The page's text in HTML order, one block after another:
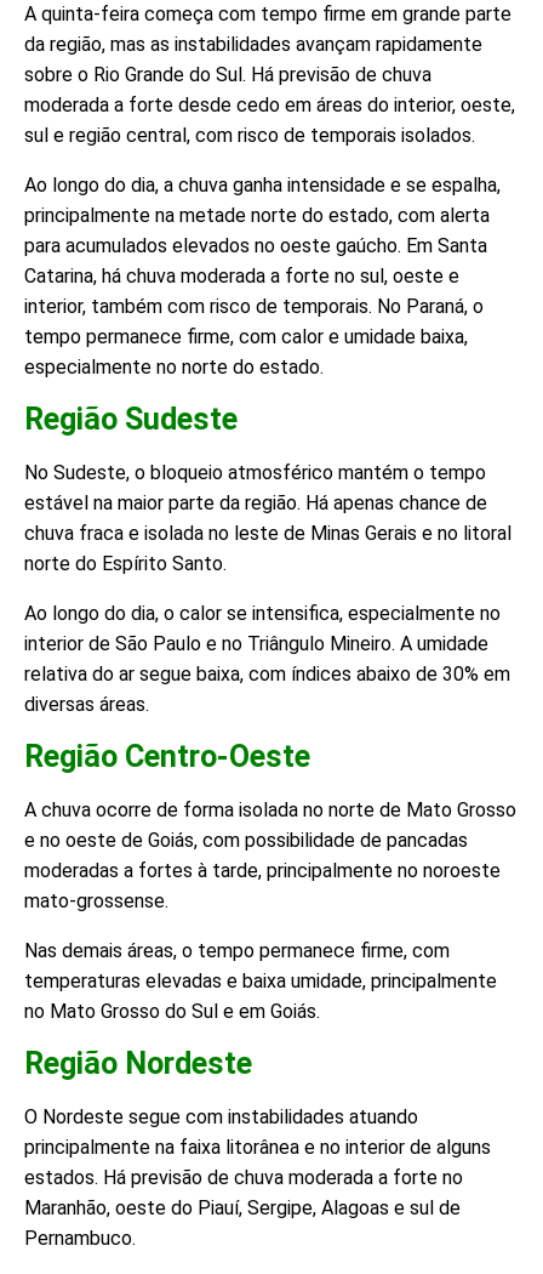
A quinta-feira começa com tempo firme em grande parte
da região, mas as instabilidades avançam rapidamente
sobre o Rio Grande do Sul. Há previsão de chuva
moderada a forte desde cedo em áreas do interior, oeste,
sul e região central, com risco de temporais isolados.
Ao longo do dia, a chuva ganha intensidade e se espalha,
principalmente na metade norte do estado, com alerta
para acumulados elevados no oeste gaúcho. Em Santa
Catarina, há chuva moderada a forte no sul, oeste e
interior, também com risco de temporais. No Paraná, o
tempo permanece firme, com calor e umidade baixa,
especialmente no norte do estado.
Região Sudeste
No Sudeste, o bloqueio atmosférico mantém o tempo
estável na maior parte da região. Há apenas chance de
chuva fraca e isolada no leste de Minas Gerais e no litoral
norte do Espírito Santo.
Ao longo do dia, o calor se intensifica, especialmente no
interior de São Paulo e no Triângulo Mineiro. A umidade
relativa do ar segue baixa, com índices abaixo de 30% em
diversas áreas.
Região Centro-Oeste
A chuva ocorre de forma isolada no norte de Mato Grosso
e no oeste de Goiás, com possibilidade de pancadas
moderadas a fortes à tarde, principalmente no noroeste
mato-grossense.
Nas demais áreas, o tempo permanece firme, com
temperaturas elevadas e baixa umidade, principalmente
no Mato Grosso do Sul e em Goiás.
Região Nordeste
O Nordeste segue com instabilidades atuando
principalmente na faixa litorânea e no interior de alguns
estados. Há previsão de chuva moderada a forte no
Maranhão, oeste do Piauí, Sergipe, Alagoas e sul de
Pernambuco.